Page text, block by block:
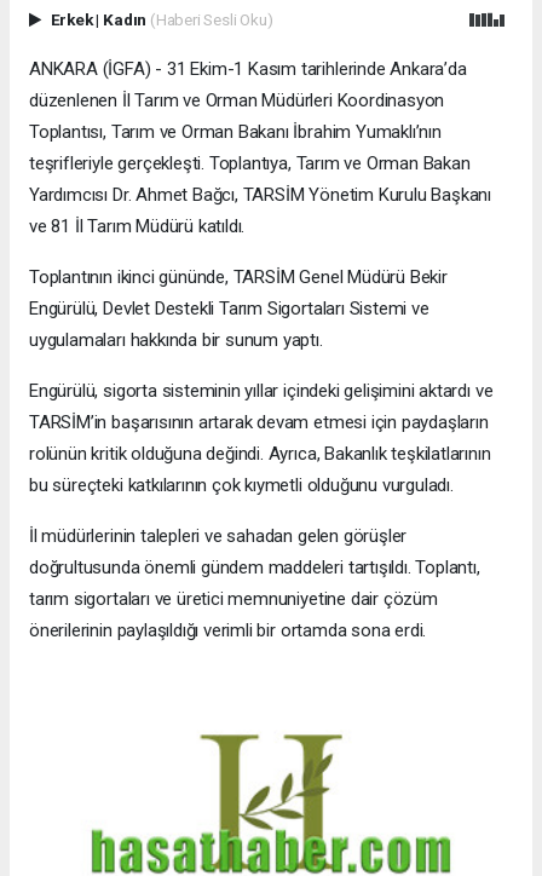
Erkek| Kadın (Haberi Sesli Oku)
ANKARA (İGFA) - 31 Ekim-1 Kasım tarihlerinde Ankara’da
düzenlenen İl Tarım ve Orman Müdürleri Koordinasyon
Toplantısı, Tarım ve Orman Bakanı İbrahim Yumaklı’nın
teşrifleriyle gerçekleşti. Toplantıya, Tarım ve Orman Bakan
Yardımcısı Dr. Ahmet Bağcı, TARSİM Yönetim Kurulu Başkanı
ve 81 İl Tarım Müdürü katıldı.
Toplantının ikinci gününde, TARSİM Genel Müdürü Bekir
Engürülü, Devlet Destekli Tarım Sigortaları Sistemi ve
uygulamaları hakkında bir sunum yaptı.
Engürülü, sigorta sisteminin yıllar içindeki gelişimini aktardı ve
TARSİM’in başarısının artarak devam etmesi için paydaşların
rolünün kritik olduğuna değindi. Ayrıca, Bakanlık teşkilatlarının
bu süreçteki katkılarının çok kıymetli olduğunu vurguladı.
İl müdürlerinin talepleri ve sahadan gelen görüşler
doğrultusunda önemli gündem maddeleri tartışıldı. Toplantı,
tarım sigortaları ve üretici memnuniyetine dair çözüm
önerilerinin paylaşıldığı verimli bir ortamda sona erdi.